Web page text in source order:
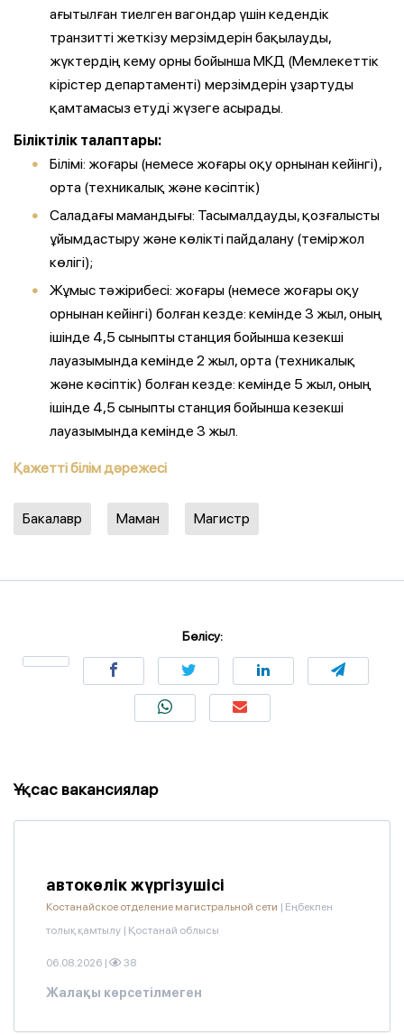
ағытылған тиелген вагондар үшін кедендік
транзитті жеткізу мерзімдерін бақылауды,
жүктердің кему орны бойынша МКД (Мемлекеттік
кірістер департаменті) мерзімдерін ұзартуды
қамтамасыз етуді жүзеге асырады.
Біліктілік талаптары:
Білімі: жоғары (немесе жоғары оқу орнынан кейінгі),
орта (техникалық және кәсіптік)
Саладағы мамандығы: Тасымалдауды, қозғалысты
ұйымдастыру және көлікті пайдалану (теміржол
көлігі);
Жұмыс тәжірибесі: жоғары (немесе жоғары оқу
орнынан кейінгі) болған кезде: кемінде 3 жыл, оның
ішінде 4,5 сыныпты станция бойынша кезекші
лауазымында кемінде 2 жыл, орта (техникалық
және кәсіптік) болған кезде: кемінде 5 жыл, оның
ішінде 4,5 сыныпты станция бойынша кезекші
лауазымында кемінде 3 жыл.
Қажетті білім дәрежесі
Бакалавр Маман Магистр
Бөлісу:
Ұқсас вакансиялар
автокөлік жүргізушісі
Костанайское отделение магистральной сети | Еңбекпен
толық қамтылу | Қостанай облысы
06.08.2026 | 38
Жалақы көрсетілмеген